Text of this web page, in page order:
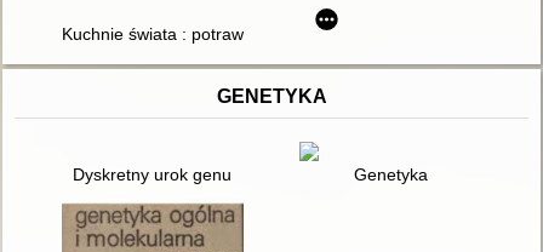
Kuchnie świata : potrawy [Afryka, Maroko, Bliski Wschód]
GENETYKA
Dyskretny urok genu Genetyka